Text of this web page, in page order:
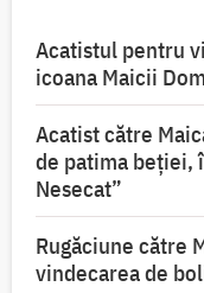
Acatistul pentru
icoana Maicii
Acatist către
de patima beției,
Nesecat”
Rugăciune către
vindecarea de